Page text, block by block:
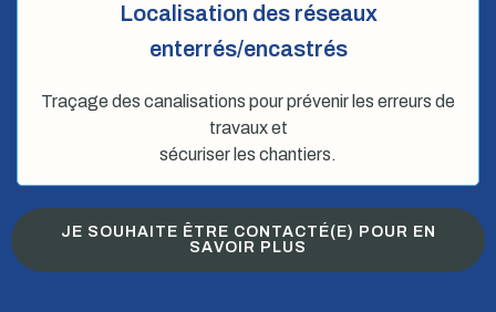
Localisation des réseaux
enterrés/encastrés
Traçage des canalisations pour prévenir les erreurs de
travaux et
sécuriser les chantiers.
JE SOUHAITE ÊTRE CONTACTÉ(E) POUR EN
SAVOIR PLUS